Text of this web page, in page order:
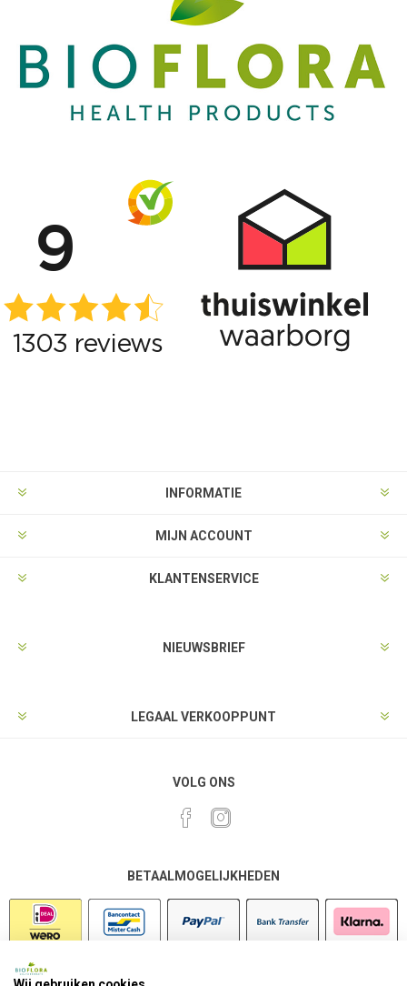
INFORMATIE
MIJN ACCOUNT
KLANTENSERVICE
NIEUWSBRIEF
LEGAAL VERKOOPPUNT
VOLG ONS
BETAALMOGELIJKHEDEN